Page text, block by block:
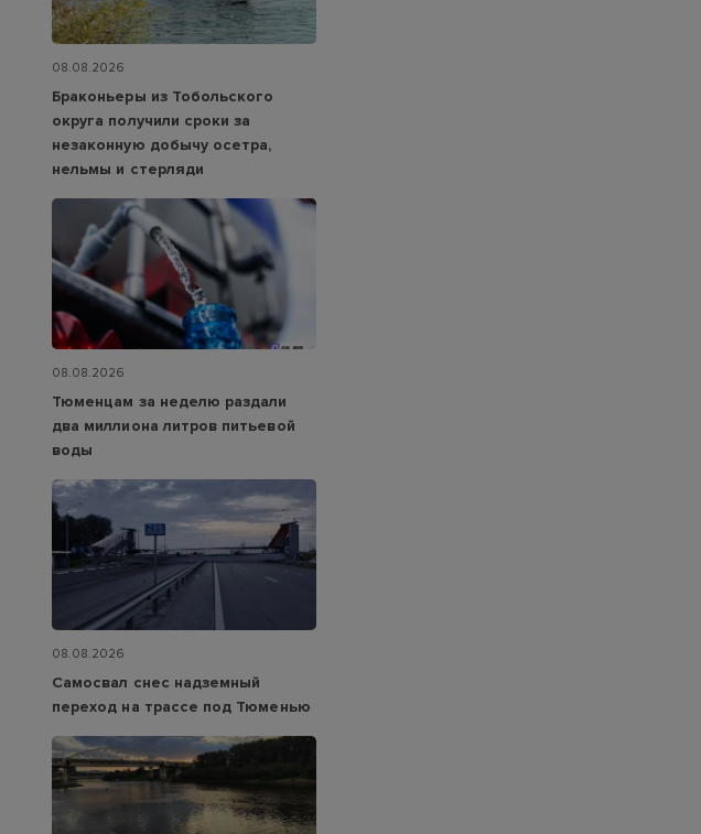
08.08.2026
Браконьеры из Тобольского
округа получили сроки за
незаконную добычу осетра,
нельмы и стерляди
08.08.2026
Тюменцам за неделю раздали
два миллиона литров питьевой
воды
08.08.2026
Самосвал снес надземный
переход на трассе под Тюменью